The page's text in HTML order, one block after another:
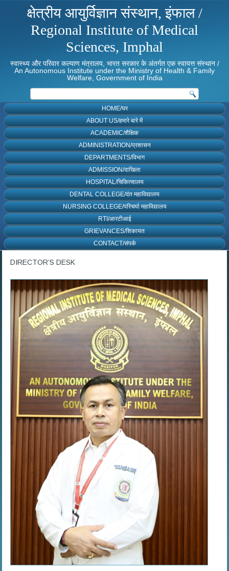
क्षेत्रीय आयुर्विज्ञान संस्थान, इंफाल /
Regional Institute of Medical
Sciences, Imphal
स्वास्थ्य और परिवार कल्याण मंत्रालय, भारत सरकार के अंतर्गत एक स्वायत्त संस्थान /
An Autonomous Institute under the Ministry of Health & Family
Welfare, Government of India
HOME/घर
ABOUT US/हमारे बारे में
ACADEMIC/शैक्षिक
ADMINISTRATION/प्रशासन
DEPARTMENTS/विभाग
ADMISSION/दाखिला
HOSPITAL/चिकित्सालय
DENTAL COLLEGE/दंत महाविद्यालय
NURSING COLLEGE/परिचर्या महाविद्यालय
RTI/आरटीआई
GRIEVANCES/शिकायत
CONTACT/संपर्क
DIRECTOR’S DESK